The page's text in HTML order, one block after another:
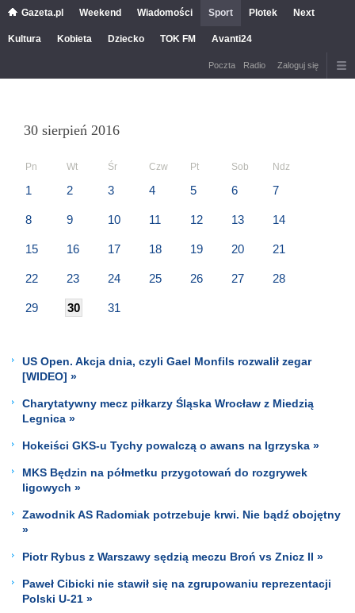
Gazeta.pl Weekend Wiadomości Sport Plotek Next
Kultura Kobieta Dziecko TOK FM Avanti24
Poczta Radio Zaloguj się
30 sierpień 2016
Pn Wt Śr Czw Pt Sob Ndz
1 2 3 4 5 6 7
8 9 10 11 12 13 14
15 16 17 18 19 20 21
22 23 24 25 26 27 28
29 30 31
US Open. Akcja dnia, czyli Gael Monfils rozwalił zegar
[WIDEO] »
Charytatywny mecz piłkarzy Śląska Wrocław z Miedzią
Legnica »
Hokeiści GKS-u Tychy powalczą o awans na Igrzyska »
MKS Będzin na półmetku przygotowań do rozgrywek
ligowych »
Zawodnik AS Radomiak potrzebuje krwi. Nie bądź obojętny
»
Piotr Rybus z Warszawy sędzią meczu Broń vs Znicz II »
Paweł Cibicki nie stawił się na zgrupowaniu reprezentacji
Polski U-21 »